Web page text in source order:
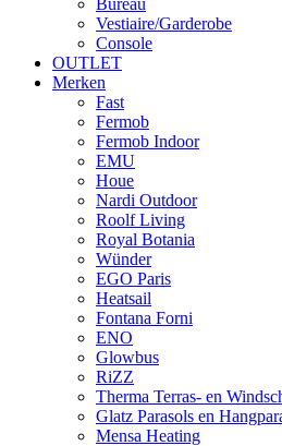
Bureau
Vestiaire/Garderobe
Console
OUTLET
Merken
Fast
Fermob
Fermob Indoor
EMU
Houe
Nardi Outdoor
Roolf Living
Royal Botania
Wünder
EGO Paris
Heatsail
Fontana Forni
ENO
Glowbus
RiZZ
Therma Terras- en
Glatz Parasols en
Mensa Heating